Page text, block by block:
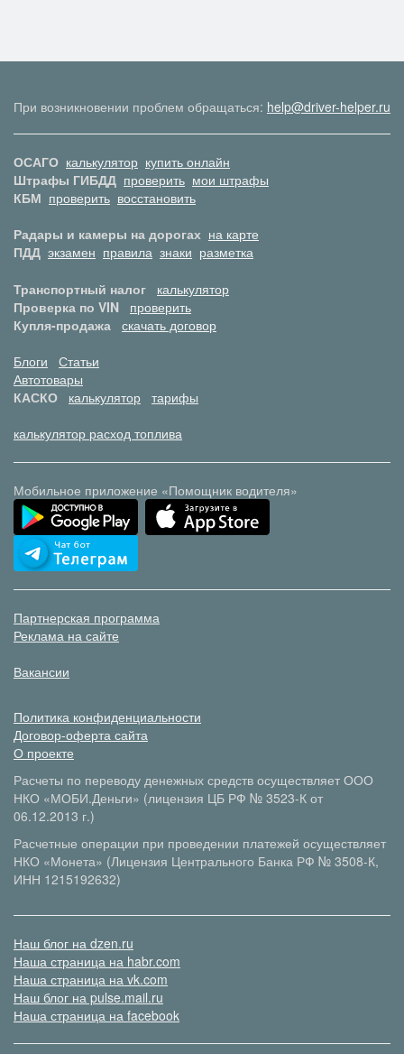
При возникновении проблем обращаться: help@driver-helper.ru
ОСАГО калькулятор купить онлайн
Штрафы ГИБДД проверить мои штрафы
КБМ проверить восстановить
Радары и камеры на дорогах на карте
ПДД экзамен правила знаки разметка
Транспортный налог
калькулятор
Проверка по VIN
проверить
Купля-продажа скачать договор
Блоги
Статьи
Автотовары
КАСКО
калькулятор тарифы
калькулятор расход топлива
Мобильное приложение «Помощник водителя»
Партнерская программа
Реклама на сайте
Вакансии
Политика конфиденциальности
Договор-оферта сайта
О проекте
Расчеты по переводу денежных средств осуществляет ООО
НКО «МОБИ.Деньги» (лицензия ЦБ РФ № 3523-К от
06.12.2013 г.)
Расчетные операции при проведении платежей осуществляет
НКО «Монета» (Лицензия Центрального Банка РФ № 3508-К,
ИНН 1215192632)
Наш блог на dzen.ru
Наша страница на habr.com
Наша страница на vk.com
Наш блог на pulse.mail.ru
Наша страница на facebook